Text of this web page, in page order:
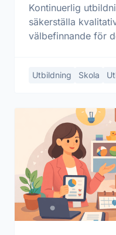
Kontinuerlig
säkerställa
välbefinnande för
Utbildning Skola